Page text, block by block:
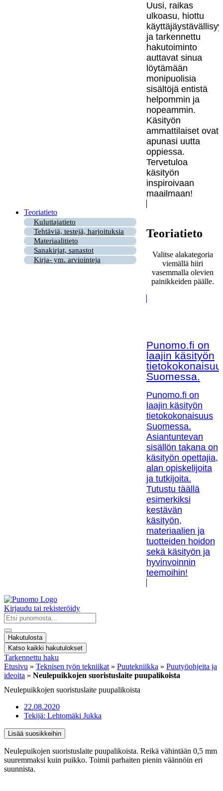
Uusi, raikas
ulkoasu, hiottu
ja tarkennettu
hakutoiminto
auttavat sinua
löytämään
monipuolisia
sisältöjä entistä
helpommin ja
nopeammin.
Käsityön
ammattilaiset ovat
apunasi uutta
oppiessa.
Tervetuloa
käsityön
inspiroivaan
maailmaan!
Teoriatieto
Kuluttajatieto
Tehtäviä, testejä, harjoituksia
Materiaalitieto
Sanakirjat, sanastot
Kirja- ym. arviointeja
Teoriatieto
Valitse alakategoria
viemällä hiiri
vasemmalla olevien
painikkeiden päälle.
Punomo.fi on
laajin käsityön
Suomessa.
Punomo.fi on
laajin käsityön
tietokokonaisuus
Suomessa.
Asiantuntevan
sisällön takana on
käsityön opettajia,
alan opiskelijoita
ja tutkijoita.
Tutustu täällä
esimerkiksi
kestävän
käsityön,
materiaalien ja
tuotteiden hoidon
sekä käsityön ja
hyvinvoinnin
teemoihin!
Kirjaudu tai rekisteröidy
Search
...
Hakutulosta
Katso kaikki hakutulokset
Tarkennettu haku
Etusivu » Teknisen työn tekniikat » Puutekniikka » Puutyöohjeita ja
ideoita » Neulepuikkojen suoristuslaite puupalikoista
Neulepuikkojen suoristuslaite puupalikoista
22.08.2020
Tekijä: Lehtomäki Jukka
Lisää suosikkeihin
Neulepuikojen suoristuslaite puupalikoista. Reikä vähintään 0,5 mm
suuremmaksi kuin puikko. Toimii parhaiten pienin väännöin eri
suunnista.